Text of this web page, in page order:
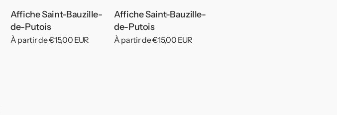
Affiche Saint-Bauzille-
de-Putois
Prix
À partir de €15,00 EUR
Affiche Saint-Bauzille-
de-Putois
Prix
À partir de €15,00 EUR